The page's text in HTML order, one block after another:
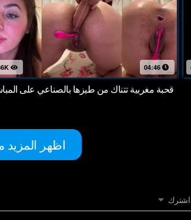
04:46
قحبة مغربية تتناك من طيزها بالصناعي على
اظهر المزيد
اشترك